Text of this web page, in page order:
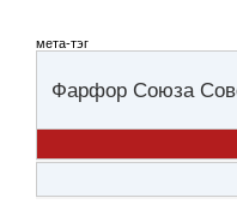
мета-тэг
Фарфор Союза